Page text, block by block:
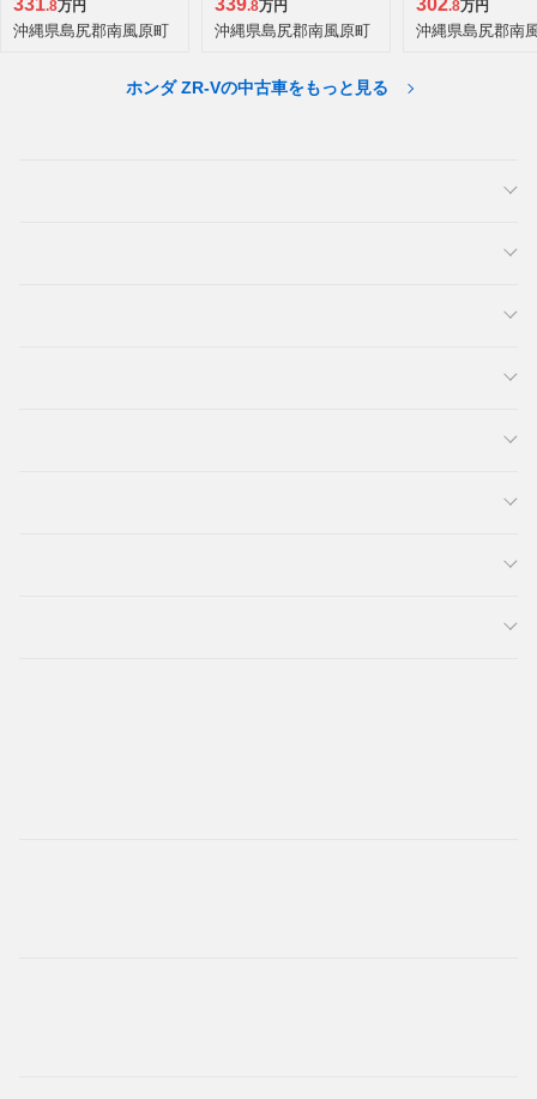
331.8万円
沖縄県島尻郡南風原町
339.8万円
沖縄県島尻郡南風原町
302.8万円
沖縄県島尻郡南
ホンダ ZR-Vの中古車をもっと見る